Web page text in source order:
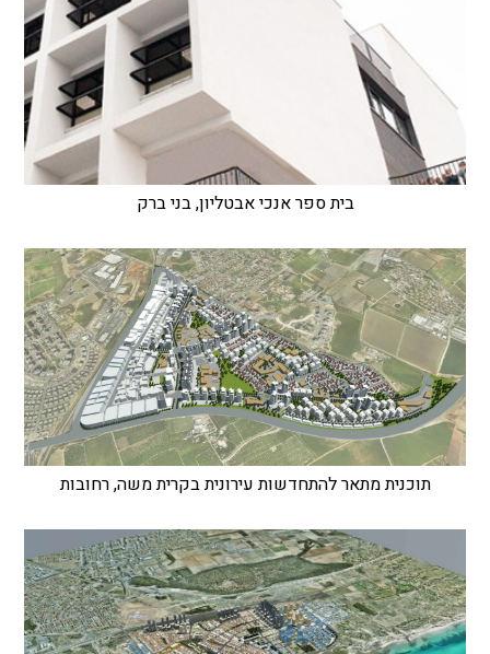
בית ספר אנכי אבטליון, בני ברק
תוכנית מתאר להתחדשות עירונית בקרית משה, רחובות